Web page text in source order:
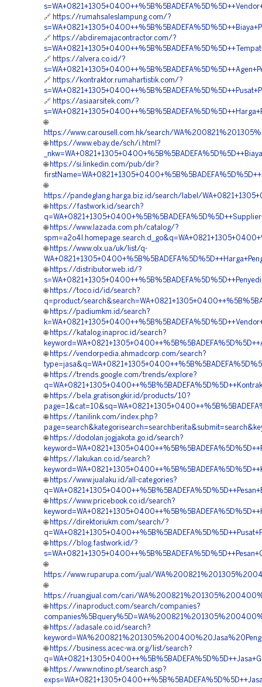
🔗 https://rumahsaleslampung.com/?
🔗 https://abdiremajacontractor.com/?
🔗 https://alvera.co.id/?
🔗 https://kontraktor.rumahartistik.com/?
🔗 https://asiaarsitek.com/?
🌐
https://www.carousell.com.hk/search/
🌐 https://www.ebay.de/sch/i.html?
🌐 https://si.linkedin.com/pub/dir?
🌐
https://pandeglang.harga.biz.id/search/label/
🌐 https://fastwork.id/search?
🌐 https://www.lazada.com.ph/catalog/?
🌐 https://www.olx.ua/uk/list/q-
🌐 https://distributor.web.id/?
🌐 https://toco.id/id/search?
q=product/
🌐 https://padiumkm.id/search?
🌐 https://katalog.inaproc.id/search?
🌐 https://vendorpedia.ahmadcorp.com/search?
🌐 https://trends.google.com/trends/explore?
🌐 https://bela.gratisongkir.id/products/10?
🌐 https://tanilink.com/index.php?
🌐 https://dodolan.jogjakota.go.id/search?
🌐 https://lakukan.co.id/search?
🌐 https://www.jualaku.id/all-categories?
🌐 https://www.pricebook.co.id/search?
🌐 https://direktoriukm.com/search/?
🌐 https://blog.fastwork.id/?
🌐
https://www.ruparupa.com/jual/
🌐
https://ruangjual.com/cari/
🌐 https://inaproduct.com/search/companies?
🌐 https://adasale.co.id/search?
🌐 https://business.acec-wa.org/list/search?
🌐 https://www.notino.pt/search.asp?